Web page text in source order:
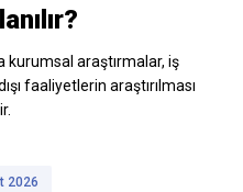
kurumsal araştırmalar, iş
faaliyetlerin araştırılması
2026